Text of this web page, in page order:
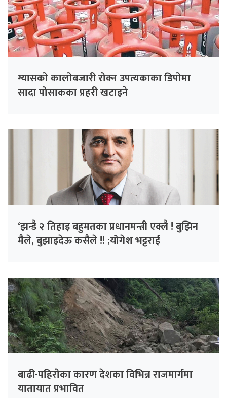
ग्यासको कालोबजारी रोक्न उपत्यकाका डिपोमा
सादा पोसाकका प्रहरी खटाइने
‘झन्डै २ तिहाइ बहुमतका प्रधानमन्त्री एक्लै ! बुझिन
मैले, बुझाइदेऊ कसैले !! ;योगेश भट्टराई
बाढी-पहिराेका कारण देशका विभिन्न राजमार्गमा
यातायात प्रभावित